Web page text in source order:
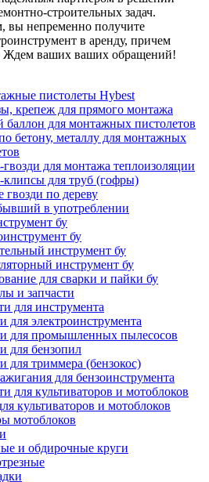
строительных задач.
вы непременно получите
в аренду, причем
Ждем ваших ваших обращений!
пистолеты Hybest
крепеж для прямого монтажа
баллон для монтажных пистолетов
бетону, металлу для монтажных
для монтажа теплоизоляции
для труб (гофры)
гвозди по дереву
в употреблении
бу
бу
инструмент бу
инструмент бу
для сварки и пайки бу
и запчасти
для инструмента
для электроинструмента
для промышленных пылесосов
для бензопил
для триммера (бензокос)
для бензоинструмента
для культиваторов и мотоблоков
культиваторов и мотоблоков
мотоблоков
и обдирочные круги